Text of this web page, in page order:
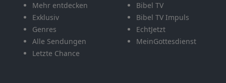
Mehr entdecken
Exklusiv
Genres
Alle Sendungen
Letzte Chance
Bibel TV
Bibel TV Impuls
EchtJetzt
MeinGottesdienst